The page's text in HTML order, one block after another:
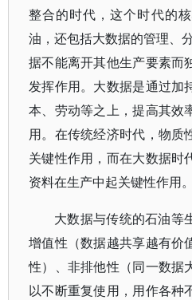
整合的时代，这个时代的
油，还包括大数据的管理、
据不能离开其他生产要素而
发挥作用。大数据是通过加
本、劳动等之上，提高其效
用。在传统经济时代，物质
关键性作用，而在大数据时
资料在生产中起关键性作用。
大数据与传统的石油等
增值性（数据越共享越有价
性）、非排他性（同一数据
以不断重复使用，用作各种